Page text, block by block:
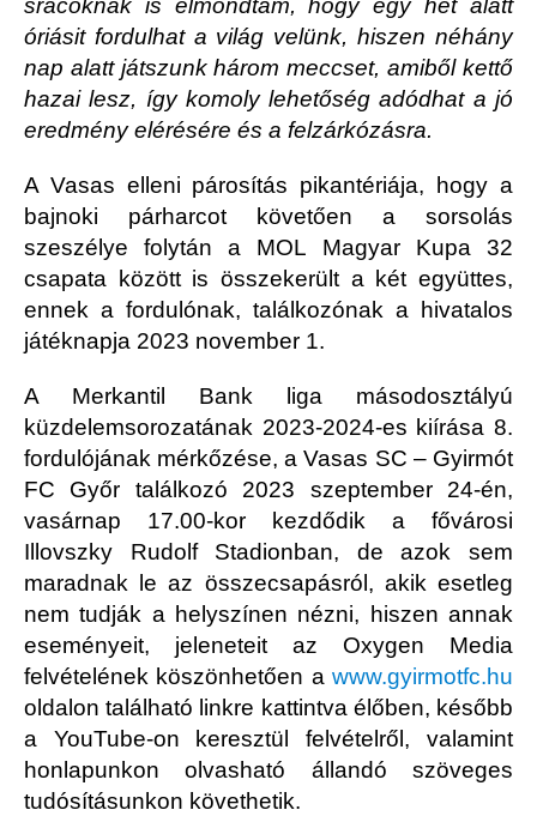
srácoknak is elmondtam, hogy egy hét alatt
óriásit fordulhat a világ velünk, hiszen néhány
nap alatt játszunk három meccset, amiből kettő
hazai lesz, így komoly lehetőség adódhat a jó
eredmény elérésére és a felzárkózásra.
A Vasas elleni párosítás pikantériája, hogy a
bajnoki párharcot követően a sorsolás
szeszélye folytán a MOL Magyar Kupa 32
csapata között is összekerült a két együttes,
ennek a fordulónak, találkozónak a hivatalos
játéknapja 2023 november 1.
A Merkantil Bank liga másodosztályú
küzdelemsorozatának 2023-2024-es kiírása 8.
fordulójának mérkőzése, a Vasas SC – Gyirmót
FC Győr találkozó 2023 szeptember 24-én,
vasárnap 17.00-kor kezdődik a fővárosi
Illovszky Rudolf Stadionban, de azok sem
maradnak le az összecsapásról, akik esetleg
nem tudják a helyszínen nézni, hiszen annak
eseményeit, jeleneteit az Oxygen Media
felvételének köszönhetően a www.gyirmotfc.hu
oldalon található linkre kattintva élőben, később
a YouTube-on keresztül felvételről, valamint
honlapunkon olvasható állandó szöveges
tudósításunkon követhetik.